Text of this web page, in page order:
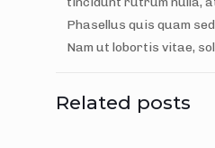
Phasellus quis quam
Nam ut lobortis vitae,
Related posts